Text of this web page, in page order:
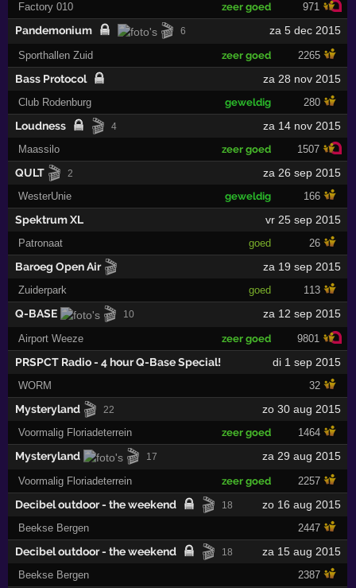
Factory 010 zeer goed 971
Pandemonium 🎬 6 za 5 dec 2015
Sporthallen Zuid zeer goed 2265
Bass Protocol za 28 nov 2015
Club Rodenburg geweldig 280
Loudness 🎬 4 za 14 nov 2015
Maassilo zeer goed 1507
QULT 🎬 2 za 26 sep 2015
WesterUnie geweldig 166
Spektrum XL vr 25 sep 2015
Patronaat goed 26
Baroeg Open Air 🎬 za 19 sep 2015
Zuiderpark goed 113
Q-BASE 🎬 10 za 12 sep 2015
Airport Weeze zeer goed 9801
PRSPCT Radio - 4 hour Q-Base Special! di 1 sep 2015
WORM 32
Mysteryland 🎬 22 zo 30 aug 2015
Voormalig Floriadeterrein zeer goed 1464
Mysteryland 🎬 17 za 29 aug 2015
Voormalig Floriadeterrein zeer goed 2257
Decibel outdoor - the weekend 🎬 18 zo 16 aug 2015
Beekse Bergen 2447
Decibel outdoor - the weekend 🎬 18 za 15 aug 2015
Beekse Bergen 2387